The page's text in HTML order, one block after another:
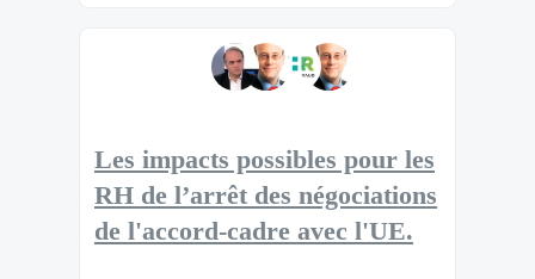
Les impacts possibles pour les
RH de l’arrêt des négociations
de l'accord-cadre avec l'UE.